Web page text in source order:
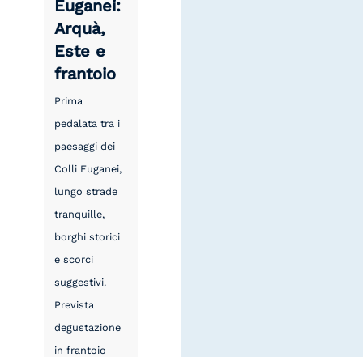
Euganei:
Arquà,
Este e
frantoio
Prima
pedalata tra i
paesaggi dei
Colli Euganei,
lungo strade
tranquille,
borghi storici
e scorci
suggestivi.
Prevista
degustazione
in frantoio